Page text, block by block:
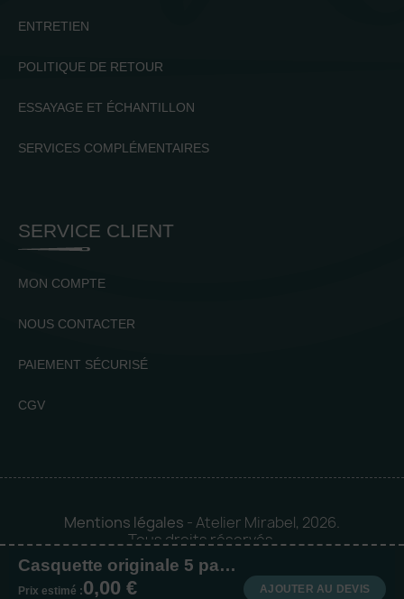
Casquette originale 5 panneaux
Prix estimé :0,00 € AJOUTER AU DEVIS
ENTRETIEN
POLITIQUE DE RETOUR
ESSAYAGE ET ÉCHANTILLON
SERVICES COMPLÉMENTAIRES
SERVICE CLIENT
MON COMPTE
NOUS CONTACTER
PAIEMENT SÉCURISÉ
CGV
Mentions légales - Atelier Mirabel, 2026.
Tous droits réservés.
Mise en orbite 🪐 byLogia |
Agence web et communication